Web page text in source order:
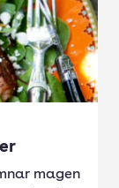
magen